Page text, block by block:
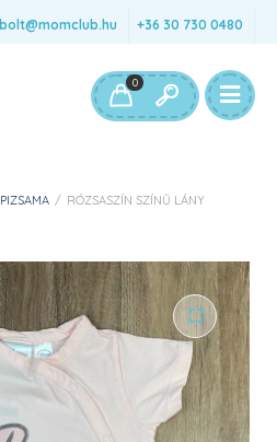
bolt@momclub.hu +36 30 730 0480
0
PIZSAMA / RÓZSASZÍN SZÍNŰ LÁNY